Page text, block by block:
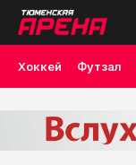
Хоккей Футзал